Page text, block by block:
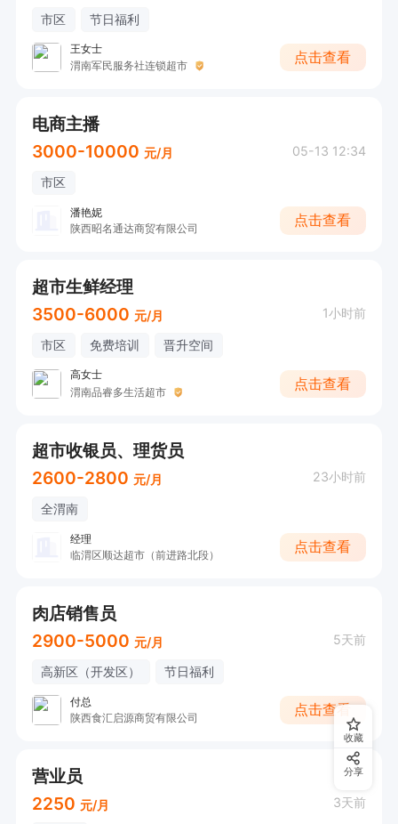
市区 节日福利
王女士
渭南军民服务社连锁超市
点击查看
电商主播
3000-10000 元/月 05-13 12:34
市区
潘艳妮
陕西昭名通达商贸有限公司
点击查看
超市生鲜经理
3500-6000 元/月 1小时前
市区 免费培训 晋升空间
高女士
渭南品睿多生活超市
点击查看
超市收银员、理货员
2600-2800 元/月 23小时前
全渭南
经理
临渭区顺达超市（前进路北段）
点击查看
肉店销售员
2900-5000 元/月 5天前
高新区（开发区） 节日福利
付总
陕西食汇启源商贸有限公司
点击查看
营业员
2250 元/月 3天前
收藏
分享